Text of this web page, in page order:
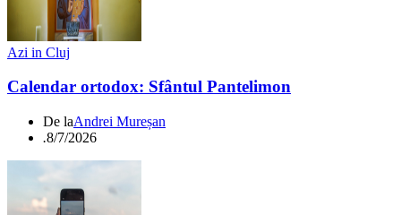
Azi in Cluj
Calendar ortodox: Sfântul Pantelimon
De laAndrei Mureșan
.8/7/2026